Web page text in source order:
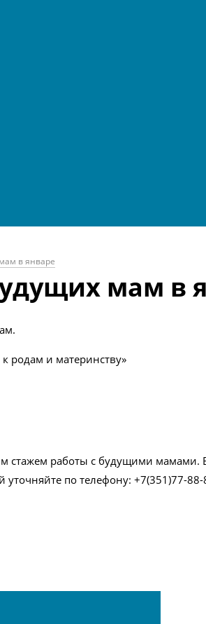
в январе
мам в
родам и материнству»
стажем работы с будущими мамами.
уточняйте по телефону: +7(351)77-88-